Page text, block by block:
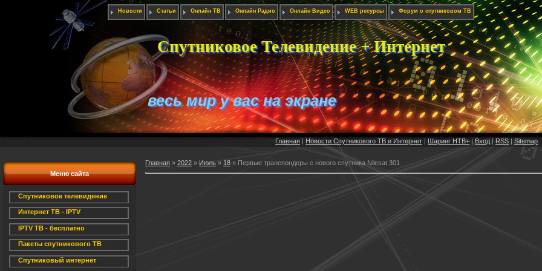
Новости Статьи Онлайн ТВ Онлайн Радио Онлайн Видео WEB ресурсы Форум о спутниковом ТВ
Спутниковое Телевидение + Интернет
весь мир у вас на экране
Главная | Новости Спутникового ТВ и Интернет | Шаринг НТВ+| Вход | RSS | Sitemap
Меню сайта
Спутниковое телевидение
Интернет ТВ - IPTV
IPTV ТВ - бесплатно
Пакеты спутникового ТВ
Спутниковый интернет
Главная » 2022 » Июль » 18 » Первые транспондеры с нового спутника Nilesat 301